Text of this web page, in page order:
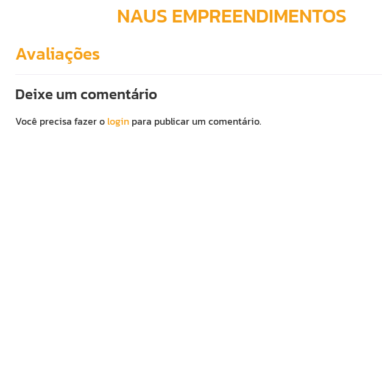
NAUS EMPREENDIMENTOS
Avaliações
Deixe um comentário
Você precisa fazer o login para publicar um comentário.